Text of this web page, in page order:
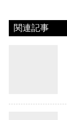
関連記事